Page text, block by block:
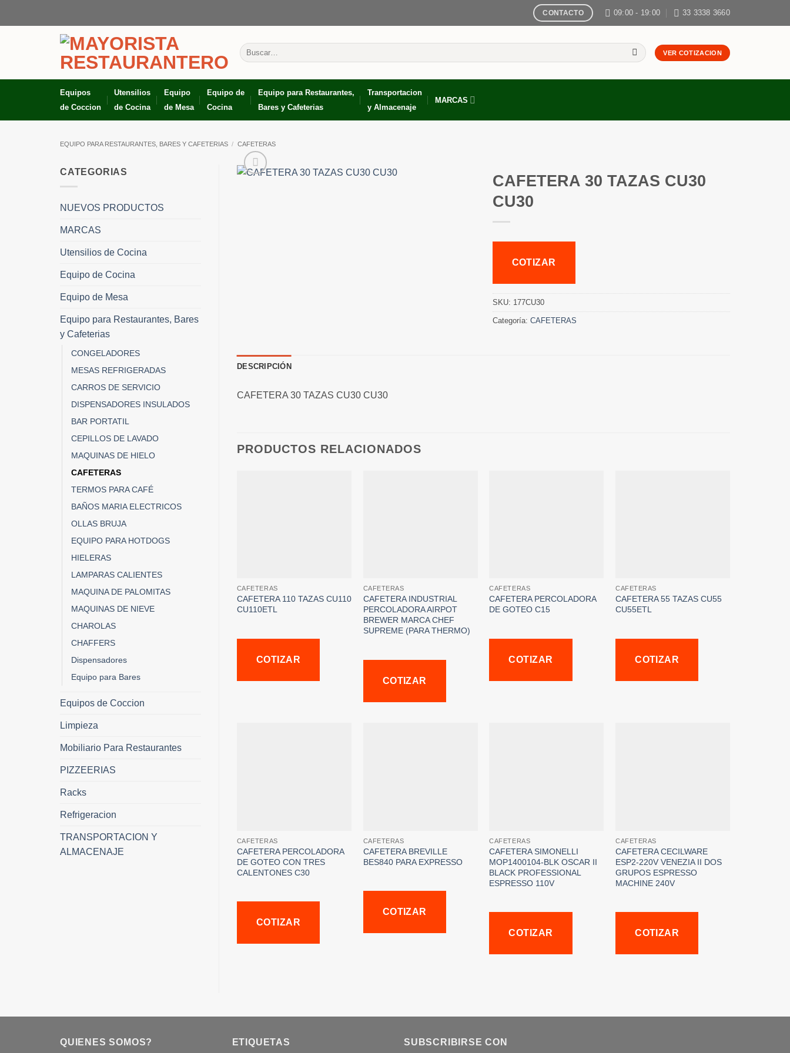
CONTACTO 09:00 - 19:00 33 3338 3660
Buscar
por:
VER COTIZACION
Equipos
de Coccion
Utensilios
de Cocina
Equipo
de Mesa
Equipo de
Cocina
Equipo para Restaurantes,
Bares y Cafeterias
Transportacion
y Almacenaje
MARCAS
EQUIPO PARA RESTAURANTES, BARES Y CAFETERIAS / CAFETERAS
CATEGORIAS
NUEVOS PRODUCTOS
MARCAS
Utensilios de Cocina
Equipo de Cocina
Equipo de Mesa
Equipo para Restaurantes, Bares
y Cafeterias
CONGELADORES
MESAS REFRIGERADAS
CARROS DE SERVICIO
DISPENSADORES INSULADOS
BAR PORTATIL
CEPILLOS DE LAVADO
MAQUINAS DE HIELO
CAFETERAS
TERMOS PARA CAFÉ
BAÑOS MARIA ELECTRICOS
OLLAS BRUJA
EQUIPO PARA HOTDOGS
HIELERAS
LAMPARAS CALIENTES
MAQUINA DE PALOMITAS
MAQUINAS DE NIEVE
CHAROLAS
CHAFFERS
Dispensadores
Equipo para Bares
Equipos de Coccion
Limpieza
Mobiliario Para Restaurantes
PIZZEERIAS
Racks
Refrigeracion
TRANSPORTACION Y
ALMACENAJE
CAFETERA 30 TAZAS CU30
CU30
COTIZAR
SKU: 177CU30
Categoría: CAFETERAS
DESCRIPCIÓN
CAFETERA 30 TAZAS CU30 CU30
PRODUCTOS RELACIONADOS
CAFETERAS
CAFETERA 110 TAZAS CU110
CU110ETL
COTIZAR
CAFETERAS
CAFETERA INDUSTRIAL
PERCOLADORA AIRPOT
BREWER MARCA CHEF
SUPREME (PARA THERMO)
COTIZAR
CAFETERAS
CAFETERA PERCOLADORA
DE GOTEO C15
COTIZAR
CAFETERAS
CAFETERA 55 TAZAS CU55
CU55ETL
COTIZAR
CAFETERAS
CAFETERA PERCOLADORA
DE GOTEO CON TRES
CALENTONES C30
COTIZAR
CAFETERAS
CAFETERA BREVILLE
BES840 PARA EXPRESSO
COTIZAR
CAFETERAS
CAFETERA SIMONELLI
MOP1400104-BLK OSCAR II
BLACK PROFESSIONAL
ESPRESSO 110V
COTIZAR
CAFETERAS
CAFETERA CECILWARE
ESP2-220V VENEZIA II DOS
GRUPOS ESPRESSO
MACHINE 240V
COTIZAR
QUIENES SOMOS? ETIQUETAS
SUBSCRIBIRSE CON